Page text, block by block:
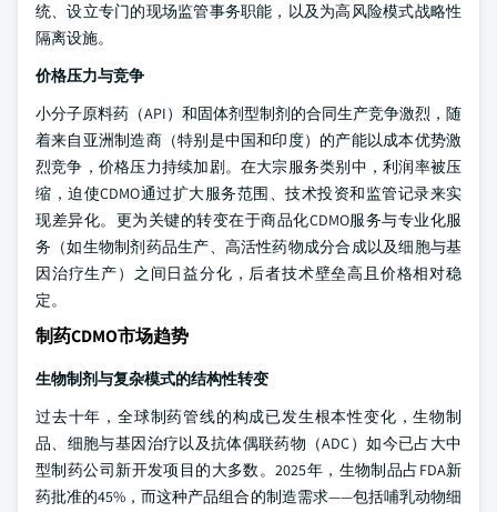
统、设立专门的现场监管事务职能，以及为高风险模式战略性
隔离设施。
价格压力与竞争
小分子原料药（API）和固体剂型制剂的合同生产竞争激烈，随
着来自亚洲制造商（特别是中国和印度）的产能以成本优势激
烈竞争，价格压力持续加剧。在大宗服务类别中，利润率被压
缩，迫使CDMO通过扩大服务范围、技术投资和监管记录来实
现差异化。更为关键的转变在于商品化CDMO服务与专业化服
务（如生物制剂药品生产、高活性药物成分合成以及细胞与基
因治疗生产）之间日益分化，后者技术壁垒高且价格相对稳
定。
制药CDMO市场趋势
生物制剂与复杂模式的结构性转变
过去十年，全球制药管线的构成已发生根本性变化，生物制
品、细胞与基因治疗以及抗体偶联药物（ADC）如今已占大中
型制药公司新开发项目的大多数。2025年，生物制品占FDA新
药批准的45%，而这种产品组合的制造需求——包括哺乳动物细